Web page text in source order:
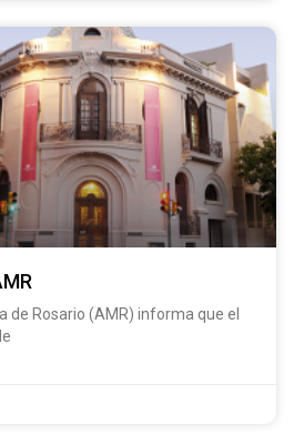
de Rosario (AMR) informa que el